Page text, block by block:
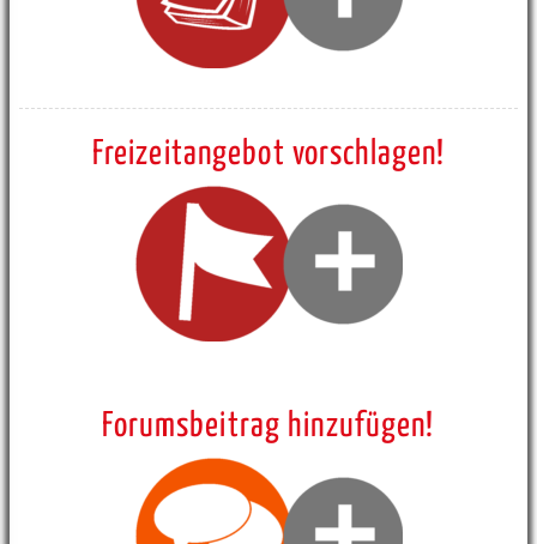
Freizeitangebot vorschlagen!
Forumsbeitrag hinzufügen!